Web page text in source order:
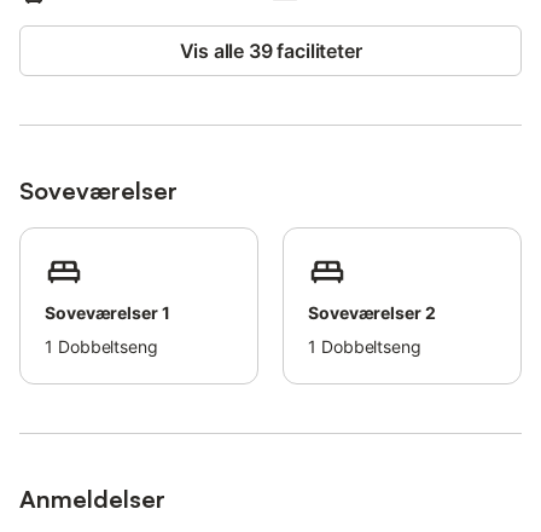
Ungdomsgrupper er ikke tilladt.
Der er elevator i bygningen.
Sen check-in er mulig mod et ekstra gebyr.
Vis alle 39 faciliteter
Soveværelser
Soveværelser 1
1 Dobbeltseng
Soveværelser 2
1 Dobbeltseng
Anmeldelser